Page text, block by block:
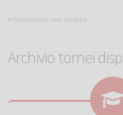
Informazione non inserita
Archivio tornei